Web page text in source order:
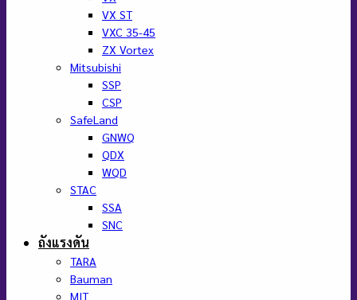
VX ST
VXC 35-45
ZX Vortex
Mitsubishi
SSP
CSP
SafeLand
GNWQ
QDX
WQD
STAC
SSA
SNC
ถังแรงดัน
TARA
Bauman
MIT